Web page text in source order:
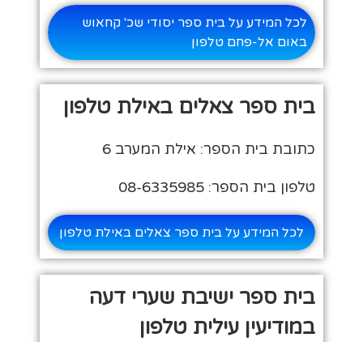
לכל המידע על בית ספר יסודי שכ' קחאוש
באום אל-פחם טלפון
בית ספר צאלים באילת טלפון
כתובת בית הספר: אילת המערב 6
טלפון בית הספר: 08-6335985
לכל המידע על בית ספר צאלים באילת טלפון
בית ספר ישיבת שערי דעה
במודיעין עילית טלפון